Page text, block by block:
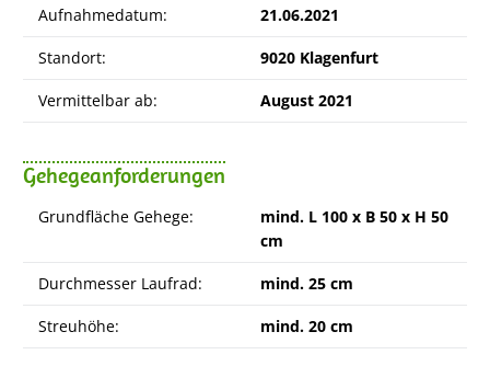
Aufnahmedatum: 21.06.2021
Standort: 9020 Klagenfurt
Vermittelbar ab: August 2021
Gehegeanforderungen
Grundfläche Gehege:
mind. L 100 x B 50 x H 50
cm
Durchmesser Laufrad: mind. 25 cm
Streuhöhe: mind. 20 cm